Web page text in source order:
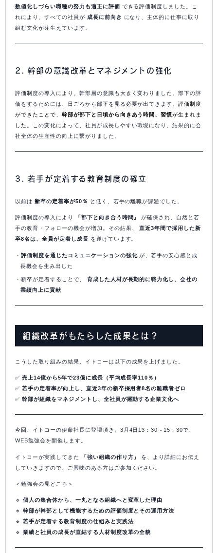
数値化しづらい職種の努力も適正に評価 できる評価制度しました。こ
れにより、すべての社員が 成長に前向き
になり、主体的に仕事に取り
組む文化が芽生えています。
2. 幹部の意識改革とマネジメントの強化
評価制度の導入により、幹部層の意識も大きく変わりました。部下の評
価をするためには、日ごろから部下を見る必要が出てきます。評価制度
ができたことで、 幹部が部下と日頃から向きあう時間、習慣が生まれま
した。
この変化によって、社員が成長しやすい環境になり、結果的に会
社全体の生産性の向上に繋がりました。
3. 若手が定着する教育制度の確立
以前は 新卒の定着率が50％ と低く、若手の離職が課題でした。
評価制度の導入により 「部下と向き合う時間」
が確保され、自然と若
手の教育・フォローの機会が増加。その結果、直近3年間で採用した新
卒8名は、全員が定着し成長 を遂げています。
評価制度を通じたコミュニケーションの強化が、若手の安心感と成
長機会を生み出した
新卒が定着することで、 育成した人材が長期的に戦力化し、会社の
業績向上に貢献
組織改革がもたらした成果とは？
こうした取り組みの結果、イトコーは以下の成果を上げました。
✅ 売上14億から5年で23億に成長（平均成長率110％）
✅ 若手の定着率が向上し、直近3年の新卒採用者8名の離職者ゼロ
✅ 幹部が組織をマネジメントし、全社員が躍動する企業文化へ
今回、イトコーの伊藤社長に登壇頂き、3月4日13：30～15：30で、
WEB勉強会を開催します。
イトコーが実践してきた 「強い組織の作り方」
を、より詳細にお伝え
していきますので、ご興味のある方はご参加ください。
＜勉強会の見どころ＞
🔹 個人の集合体から、一丸となる組織へと変革した理由
🔹 幹部が幹部として機能するための評価制度とその運用方法
🔹 若手が定着する教育制度の仕組みと実践法
🔹 業績と社員の成長が直結する人材制度改革の全貌